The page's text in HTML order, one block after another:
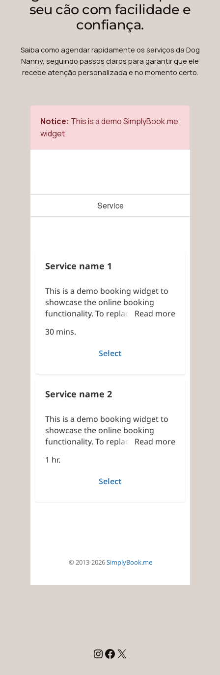
seu cão com facilidade e
confiança.
Saiba como agendar rapidamente os serviços da Dog
Nanny, seguindo passos claros para garantir que ele
recebe atenção personalizada e no momento certo.
Notice: This is a demo SimplyBook.me
widget.